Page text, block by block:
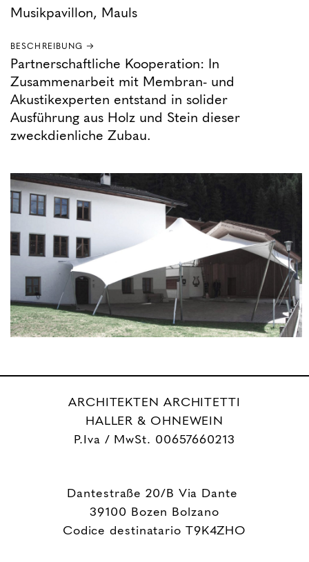
Musikpavillon, Mauls
BESCHREIBUNG →
Partnerschaftliche Kooperation: In
Zusammenarbeit mit Membran- und
Akustikexperten entstand in solider
Ausführung aus Holz und Stein dieser
zweckdienliche Zubau.
ARCHITEKTEN ARCHITETTI
HALLER & OHNEWEIN
P.Iva / MwSt. 00657660213
Dantestraße 20/B Via Dante
39100 Bozen Bolzano
Codice destinatario T9K4ZHO